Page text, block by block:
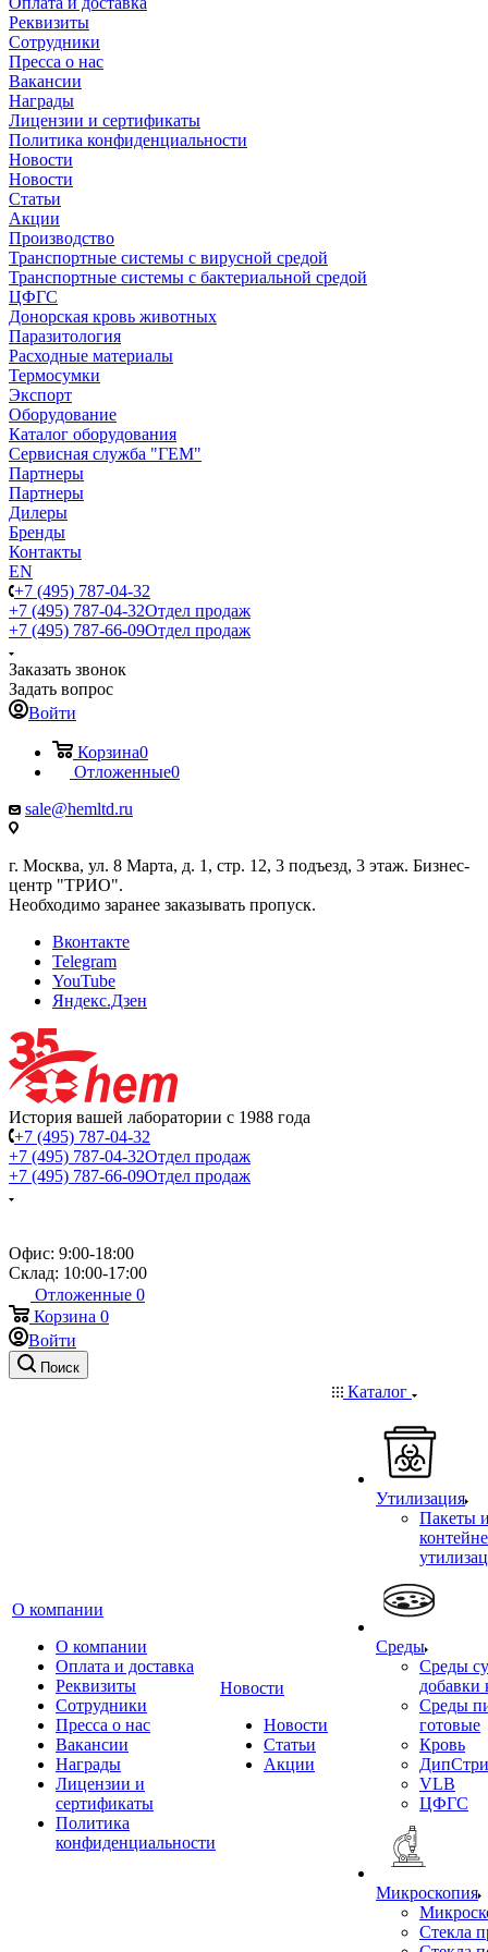
Реквизиты
Сотрудники
Пресса о нас
Вакансии
Награды
Лицензии и сертификаты
Политика конфиденциальности
Новости
Новости
Статьи
Акции
Производство
Транспортные системы с вирусной средой
Транспортные системы с бактериальной средой
ЦФГС
Донорская кровь животных
Паразитология
Расходные материалы
Термосумки
Экспорт
Оборудование
Каталог оборудования
Сервисная служба "ГЕМ"
Партнеры
Партнеры
Дилеры
Бренды
Контакты
EN
+7 (495) 787-04-32
+7 (495) 787-04-32Отдел продаж
+7 (495) 787-66-09Отдел продаж
Заказать звонок
Задать вопрос
Войти
Корзина0
Отложенные0
sale@hemltd.ru
г. Москва, ул. 8 Марта, д. 1, стр. 12, 3 подъезд, 3 этаж. Бизнес-
центр "ТРИО".
Необходимо заранее заказывать пропуск.
Вконтакте
Telegram
YouTube
Яндекс.Дзен
История вашей лаборатории с 1988 года
+7 (495) 787-04-32
+7 (495) 787-04-32Отдел продаж
+7 (495) 787-66-09Отдел продаж
Офис: 9:00-18:00
Склад: 10:00-17:00
Отложенные 0
Корзина 0
Войти
Поиск
О компании
О компании
Оплата и доставка
Реквизиты
Сотрудники
Пресса о нас
Вакансии
Награды
Лицензии и
сертификаты
Политика
конфиденциальности
Новости
Новости
Статьи
Акции
Каталог
Утилизация
Пакеты
Среды
Среды
добавки
Среды
готовые
Кровь
VLB
ЦФГС
Микроскопия
Стекла